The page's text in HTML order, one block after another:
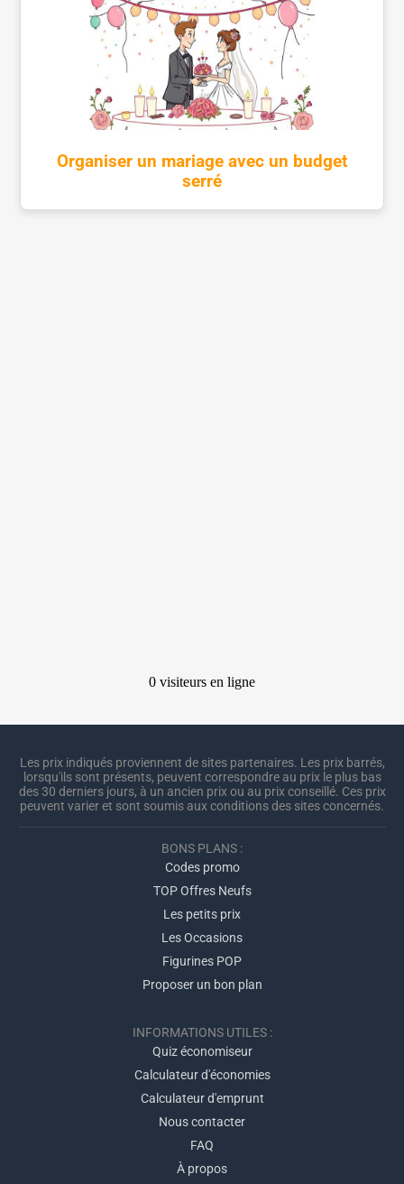
Organiser un mariage avec un budget
serré
Les prix indiqués proviennent de sites partenaires. Les prix barrés,
lorsqu'ils sont présents, peuvent correspondre au prix le plus bas
des 30 derniers jours, à un ancien prix ou au prix conseillé. Ces prix
peuvent varier et sont soumis aux conditions des sites concernés.
BONS PLANS :
Codes promo
TOP Offres Neufs
Les petits prix
Les Occasions
Figurines POP
Proposer un bon plan
INFORMATIONS UTILES :
Quiz économiseur
Calculateur d'économies
Calculateur d'emprunt
Nous contacter
FAQ
À propos